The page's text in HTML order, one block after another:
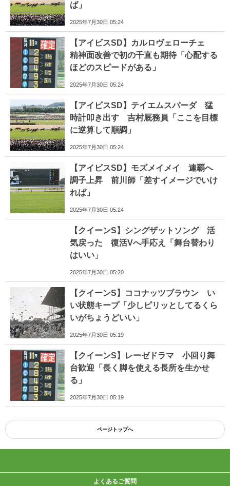
ば」
2025年7月30日 05:24
【アイビスSD】カルロヴェローチェ
精神面改善で初の千直も期待「心配する
ほどのスピードがある」
2025年7月30日 05:24
【アイビスSD】テイエムスパーダ 猛
時計叩き出す 吉村厩務員「ここを目標
に逆算して順調」
2025年7月30日 05:24
【アイビスSD】モズメイメイ 連覇へ
調子上昇 前川師「差すイメージでいけ
れば」
2025年7月30日 05:24
【クイーンS】シングザットソング 活
気戻った 復活Vへ手応え「舞台替わり
はいい」
2025年7月30日 05:20
【クイーンS】ココナッツブラウン い
い状態キープ「少しピリッとしてるくら
いがちょうどいい」
2025年7月30日 05:19
【クイーンS】レーゼドラマ 小回り舞
台歓迎「長く脚を使える長所を生かせ
る」
2025年7月30日 05:19
ページトップへ
よくあるご質問